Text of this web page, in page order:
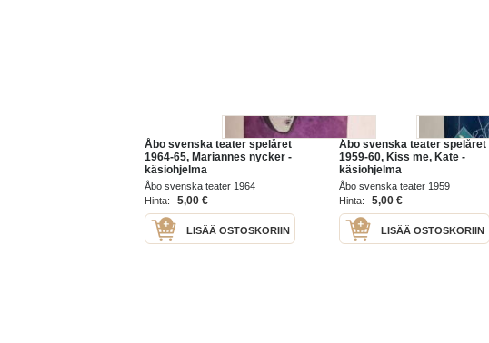
Åbo svenska teater spelåret
1964-65, Mariannes nycker -
käsiohjelma
Åbo svenska teater 1964
Hinta:
5,00 €
LISÄÄ OSTOSKORIIN
Åbo svenska teater spelåret
1959-60, Kiss me, Kate -
käsiohjelma
Åbo svenska teater 1959
Hinta:
5,00 €
LISÄÄ OSTOSKORIIN